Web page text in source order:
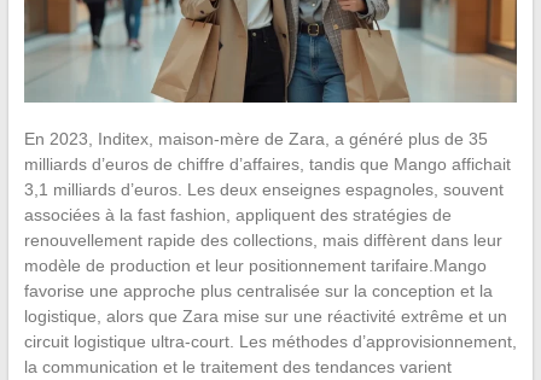
En 2023, Inditex, maison-mère de Zara, a généré plus de 35
milliards d’euros de chiffre d’affaires, tandis que Mango affichait
3,1 milliards d’euros. Les deux enseignes espagnoles, souvent
associées à la fast fashion, appliquent des stratégies de
renouvellement rapide des collections, mais diffèrent dans leur
modèle de production et leur positionnement tarifaire.Mango
favorise une approche plus centralisée sur la conception et la
logistique, alors que Zara mise sur une réactivité extrême et un
circuit logistique ultra-court. Les méthodes d’approvisionnement,
la communication et le traitement des tendances varient